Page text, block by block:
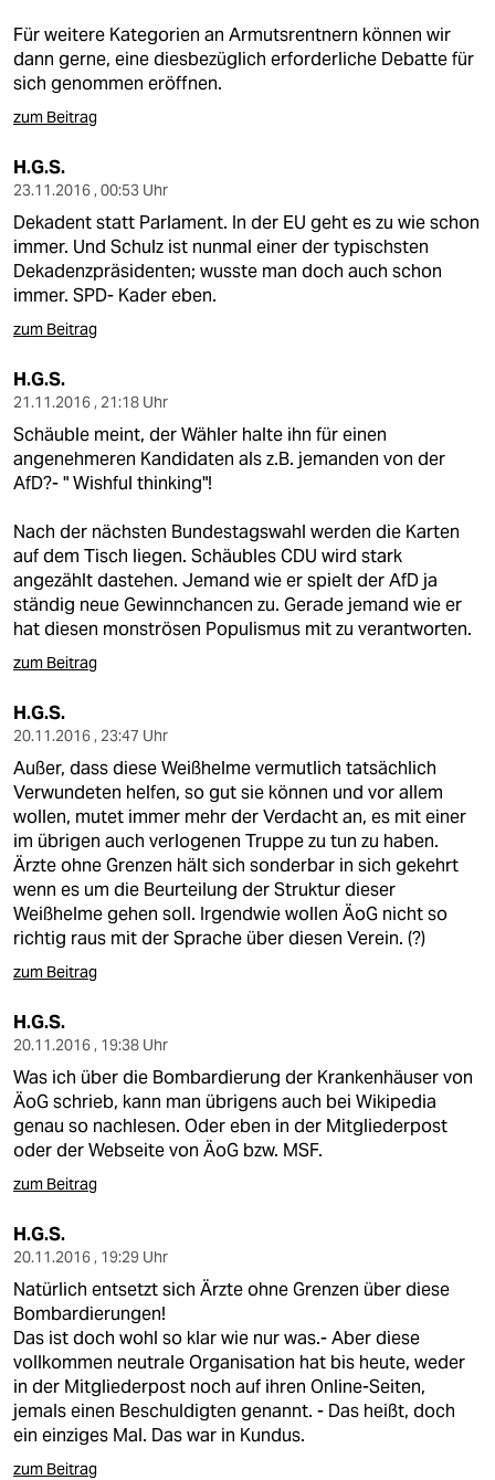
Für weitere Kategorien an Armutsrentnern können wir
dann gerne, eine diesbezüglich erforderliche Debatte für
sich genommen eröffnen.
zum Beitrag
H.G.S.
23.11.2016 , 00:53 Uhr
Dekadent statt Parlament. In der EU geht es zu wie schon
immer. Und Schulz ist nunmal einer der typischsten
Dekadenzpräsidenten; wusste man doch auch schon
immer. SPD- Kader eben.
zum Beitrag
H.G.S.
21.11.2016 , 21:18 Uhr
Schäuble meint, der Wähler halte ihn für einen
angenehmeren Kandidaten als z.B. jemanden von der
AfD?- " Wishful thinking"!
Nach der nächsten Bundestagswahl werden die Karten
auf dem Tisch liegen. Schäubles CDU wird stark
angezählt dastehen. Jemand wie er spielt der AfD ja
ständig neue Gewinnchancen zu. Gerade jemand wie er
hat diesen monströsen Populismus mit zu verantworten.
zum Beitrag
H.G.S.
20.11.2016 , 23:47 Uhr
Außer, dass diese Weißhelme vermutlich tatsächlich
Verwundeten helfen, so gut sie können und vor allem
wollen, mutet immer mehr der Verdacht an, es mit einer
im übrigen auch verlogenen Truppe zu tun zu haben.
Ärzte ohne Grenzen hält sich sonderbar in sich gekehrt
wenn es um die Beurteilung der Struktur dieser
Weißhelme gehen soll. Irgendwie wollen ÄoG nicht so
richtig raus mit der Sprache über diesen Verein. (?)
zum Beitrag
H.G.S.
20.11.2016 , 19:38 Uhr
Was ich über die Bombardierung der Krankenhäuser von
ÄoG schrieb, kann man übrigens auch bei Wikipedia
genau so nachlesen. Oder eben in der Mitgliederpost
oder der Webseite von ÄoG bzw. MSF.
zum Beitrag
H.G.S.
20.11.2016 , 19:29 Uhr
Natürlich entsetzt sich Ärzte ohne Grenzen über diese
Bombardierungen!
Das ist doch wohl so klar wie nur was.- Aber diese
vollkommen neutrale Organisation hat bis heute, weder
in der Mitgliederpost noch auf ihren Online-Seiten,
jemals einen Beschuldigten genannt. - Das heißt, doch
ein einziges Mal. Das war in Kundus.
zum Beitrag